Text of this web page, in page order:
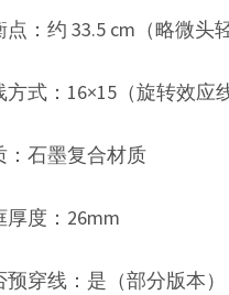
点：约 33.5 cm（略微头轻
方式：16×15（旋转效应
：石墨复合材质
厚度：26mm
预穿线：是（部分版本）